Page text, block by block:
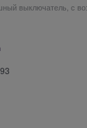
выключатель, с